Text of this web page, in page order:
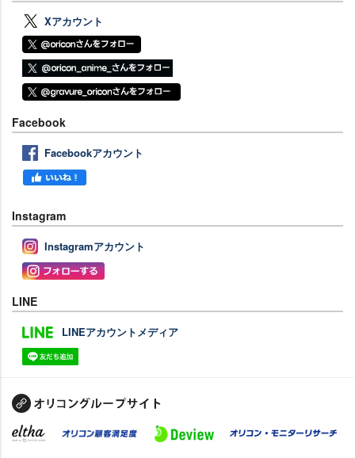
Xアカウント
Facebook
Facebookアカウント
Instagram
Instagramアカウント
LINE
LINEアカウントメディア